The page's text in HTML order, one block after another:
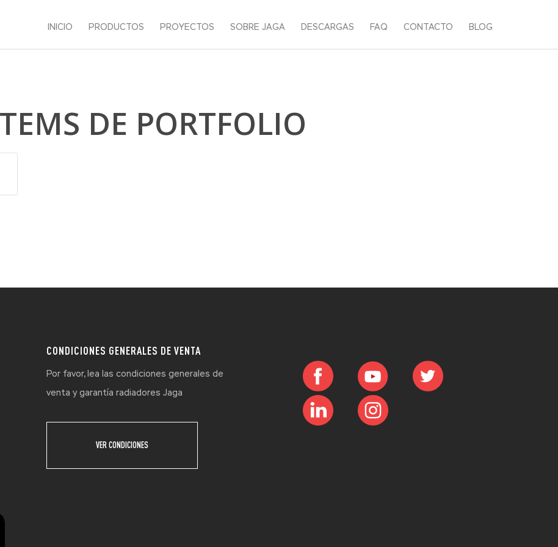
INICIO PRODUCTOS PROYECTOS SOBRE JAGA DESCARGAS FAQ CONTACTO BLOG
DE PORTFOLIO
CONDICIONES GENERALES DE VENTA
Por favor, lea las condiciones generales de
venta y garantía radiadores Jaga
VER CONDICIONES